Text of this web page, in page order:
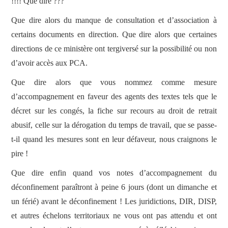
Que dire alors du manque de consultation et d’association à
certains documents en direction. Que dire alors que certaines
directions de ce ministère ont tergiversé sur la possibilité ou non
d’avoir accès aux PCA.
Que dire alors que vous nommez comme mesure
d’accompagnement en faveur des agents des textes tels que le
décret sur les congés, la fiche sur recours au droit de retrait
abusif, celle sur la dérogation du temps de travail, que se passe-
t-il quand les mesures sont en leur défaveur, nous craignons le
pire !
Que dire enfin quand vos notes d’accompagnement du
déconfinement paraîtront à peine 6 jours (dont un dimanche et
un férié) avant le déconfinement ! Les juridictions, DIR, DISP,
et autres échelons territoriaux ne vous ont pas attendu et ont